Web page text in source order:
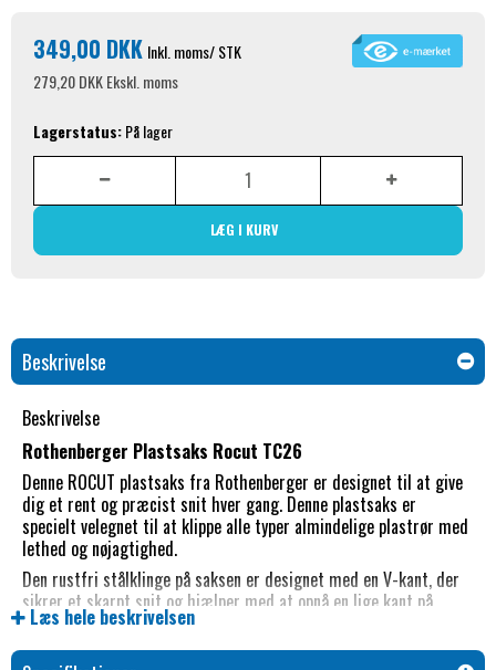
349,00 DKK Inkl. moms/ STK
279,20 DKKEkskl. moms
Lagerstatus:På lager
LÆG I KURV
Beskrivelse
Beskrivelse
Rothenberger Plastsaks Rocut TC26
Denne ROCUT plastsaks fra Rothenberger er designet til at give
dig et rent og præcist snit hver gang. Denne plastsaks er
specielt velegnet til at klippe alle typer almindelige plastrør med
lethed og nøjagtighed.
Den rustfri stålklinge på saksen er designet med en V-kant, der
sikrer et skarpt snit og hjælper med at opnå en lige kant på
plastmaterialet. Uanset om du arbejder med tynde eller brede
rør, vil ROCUT plastsaksen være effektiv og pålidelig.
Læs hele beskrivelsen